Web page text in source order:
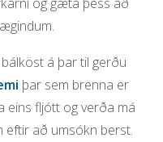
og gæta þess að
á þar til gerðu
þar sem brenna er
eins fljótt og verða má
eftir að umsókn berst.
lagar.
og hlutverk
land